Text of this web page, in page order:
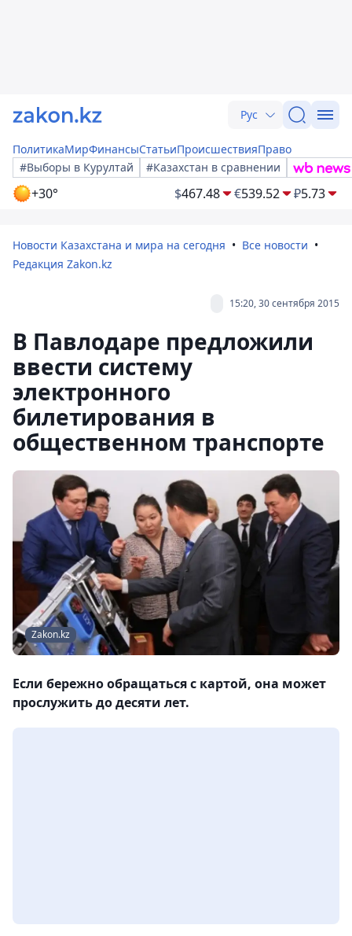
Рус
ПолитикаМирФинансыСтатьиПроисшествияПраво
#Выборы в Курултай
#Казахстан в сравнении
+30° $467.48 €539.52 ₽5.73
Новости Казахстана и мира на сегодня
Все новости
Редакция Zakon.kz
15:20, 30 сентября 2015
В Павлодаре предложили
ввести систему
электронного
билетирования в
общественном транспорте
Zakon.kz
Если бережно обращаться с картой, она может
прослужить до десяти лет.